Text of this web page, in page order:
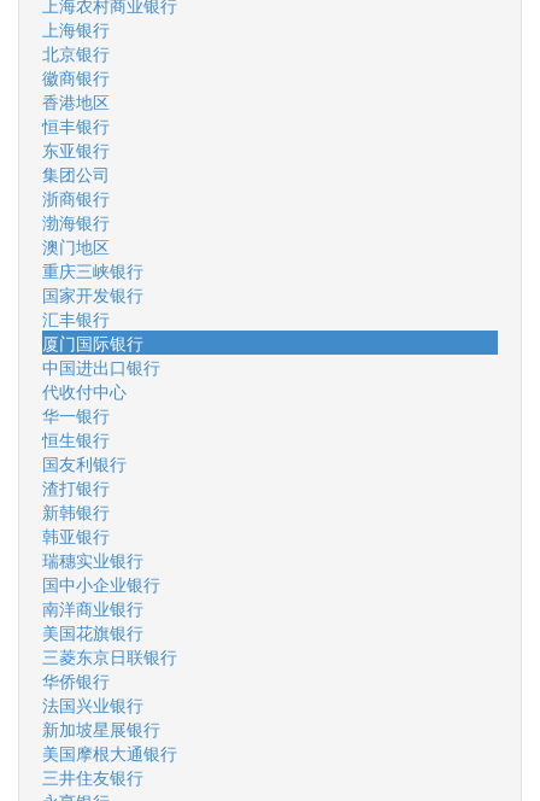
上海农村商业银行
上海银行
北京银行
徽商银行
香港地区
恒丰银行
东亚银行
集团公司
浙商银行
渤海银行
澳门地区
重庆三峡银行
国家开发银行
汇丰银行
厦门国际银行
中国进出口银行
代收付中心
华一银行
恒生银行
国友利银行
渣打银行
新韩银行
韩亚银行
瑞穗实业银行
国中小企业银行
南洋商业银行
美国花旗银行
三菱东京日联银行
华侨银行
法国兴业银行
新加坡星展银行
美国摩根大通银行
三井住友银行